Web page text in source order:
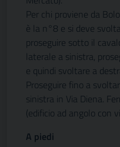
Per chi proviene da
è la n°8 e si deve
proseguire sotto il
laterale a sinistra,
e quindi svoltare a
Proseguire fino a
sinistra in Via Diena.
(edificio ad angolo con
A piedi